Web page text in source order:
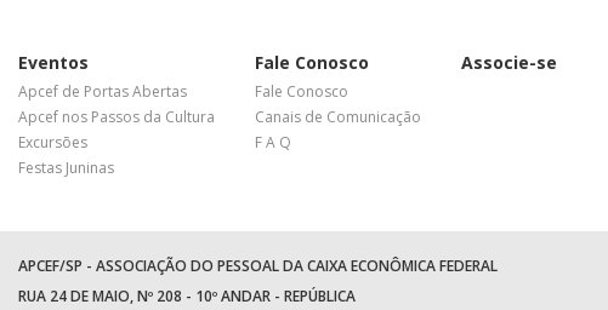
Eventos
Apcef de Portas Abertas
Apcef nos Passos da Cultura
Excursões
Festas Juninas
Fale Conosco
Fale Conosco
Canais de Comunicação
F A Q
Associe-se
APCEF/SP - ASSOCIAÇÃO DO PESSOAL DA CAIXA ECONÔMICA FEDERAL
RUA 24 DE MAIO, Nº 208 - 10º ANDAR - REPÚBLICA